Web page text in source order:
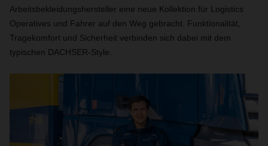
Arbeitsbekleidungshersteller eine neue Kollektion für Logistics
Operatives und Fahrer auf den Weg gebracht. Funktionalität,
Tragekomfort und Sicherheit verbinden sich dabei mit dem
typischen DACHSER-Style.